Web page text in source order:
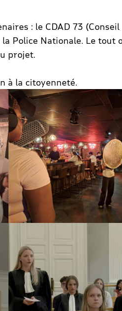
: le CDAD 73
Police Nationale. Le tout
projet.
à la citoyenneté.